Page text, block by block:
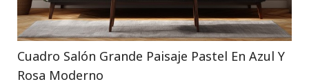
Cuadro Salón Grande Paisaje Pastel En Azul Y
Rosa Moderno